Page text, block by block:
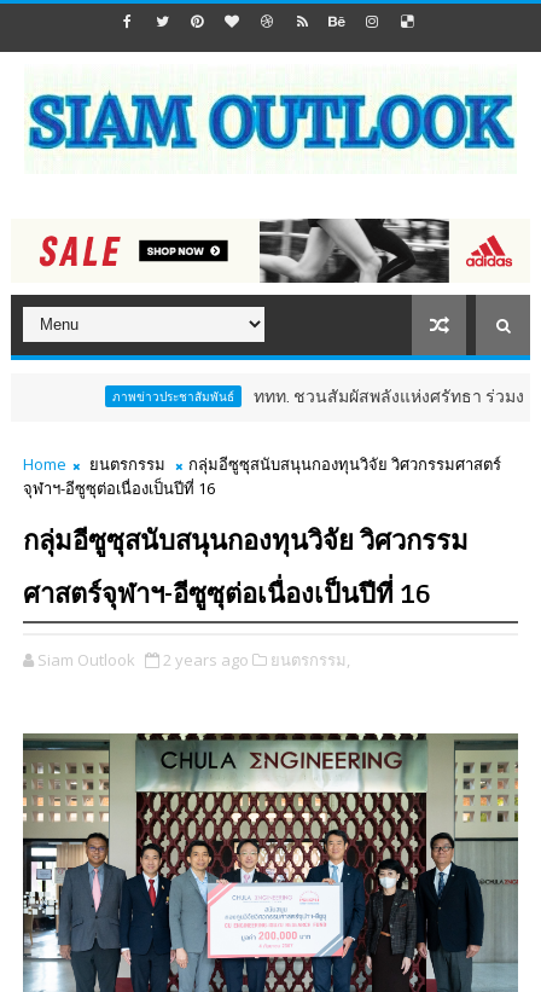
ภาพข่าวประชาสัมพันธ์ ททท. ชวนสัมผัสพลังแห่งศรัทธา ร่วมงาน "ห่มผ้า
Home ยนตรกรรม
กลุ่มอีซูซุสนับสนุนกองทุนวิจัย วิศวกรรมศาสตร์
จุฬาฯ-อีซูซุต่อเนื่องเป็นปีที่ 16
กลุ่มอีซูซุสนับสนุนกองทุนวิจัย วิศวกรรม
ศาสตร์จุฬาฯ-อีซูซุต่อเนื่องเป็นปีที่ 16
Siam Outlook 2 years ago ยนตรกรรม,